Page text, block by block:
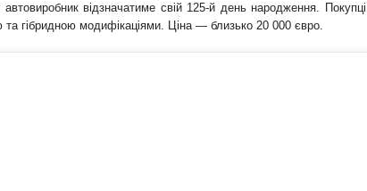
автовиробник відзначатиме свій 125-й день народження.
та гібридною модифікаціями. Ціна — близько 20 000 євро.